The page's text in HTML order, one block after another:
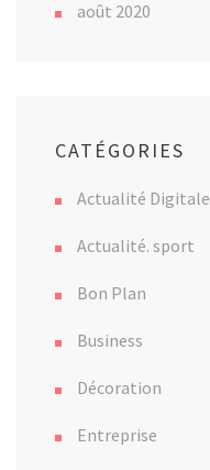
août 2020
CATÉGORIES
Actualité Digitale
Actualité. sport
Bon Plan
Business
Décoration
Entreprise